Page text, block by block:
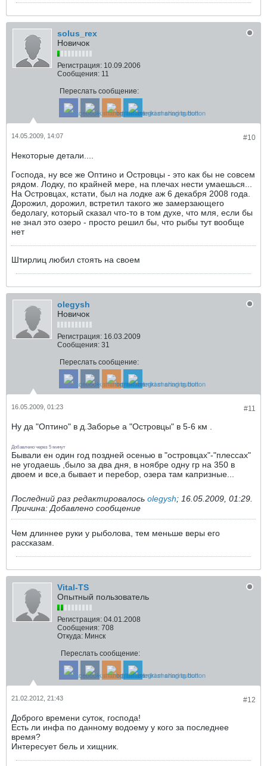
solus_rex
Новичок
Регистрация: 10.09.2006
Сообщения: 11
Переслать сообщение:
#10
14.05.2009, 14:07
Некоторые детали....
Господа, ну все же Оптино и Островцы - это как бы не совсем
рядом. Лодку, по крайней мере, на плечах нести умаешься...
На Островцах, кстати, был на лодке аж 6 декабря 2008 года.
Дорожил, дорожил, встретил такого же замерзающего
бедолагу, который сказал что-то в том духе, что мля, если бы
не знал это озеро - просто решил бы, что рыбы тут вообще
нет
Штирлиц любил стоять на своем
olegysh
Новичок
Регистрация: 16.03.2009
Сообщения: 31
Переслать сообщение:
#11
16.05.2009, 01:23
Ну да "Оптино" в д.Заборье а "Островцы" в 5-6 км .
Добавлено через 5 минут
Бывали ен один год поздней осенью в "островцах"-"плессах"
не угодаешь ,было за два дня, в ноябре одну гр на 350 в
двоем и все,а бывает и перебор, озера там капризные...
Последний раз редактировалось olegysh; 16.05.2009, 01:29
Причина: Добавлено сообщение
Чем длиннее руки у рыболова, тем меньше веры его
рассказам.
Vital-TS
Опытный пользователь
Регистрация: 04.01.2008
Сообщения: 708
Откуда: Минск
Переслать сообщение:
#12
21.02.2012, 21:43
Доброго времени суток, господа!
Есть ли инфа по данному водоему у кого за последнее
время?
Интересует бель и хищник.